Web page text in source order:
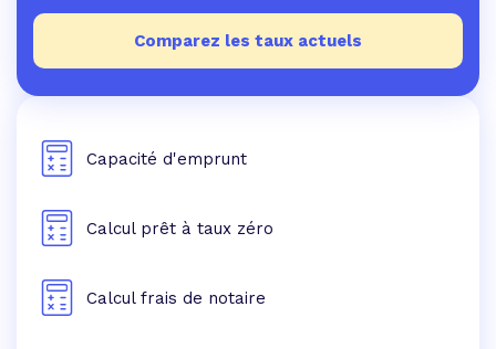
Comparez les taux actuels
Capacité d'emprunt
Calcul prêt à taux zéro
Calcul frais de notaire